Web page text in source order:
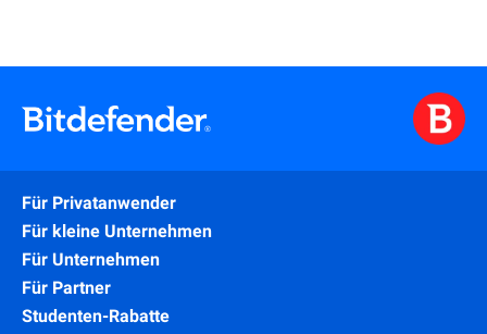
Für Privatanwender
Für kleine Unternehmen
Für Unternehmen
Für Partner
Studenten-Rabatte